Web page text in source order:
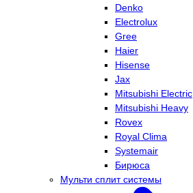
Denko
Electrolux
Gree
Haier
Hisense
Jax
Mitsubishi Electric
Mitsubishi Heavy
Rovex
Royal Clima
Systemair
Бирюса
Мульти сплит системы